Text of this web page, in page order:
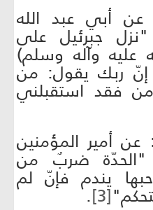
عن أبي عبد الله
جبرئيل على
عليه وآله وسلم)
إنّ ربك يقول: من
فقد استقبلني
عن أمير المؤمنين
"الحدّة ضربٌ من
يندم فإنّ لم
[3]
.